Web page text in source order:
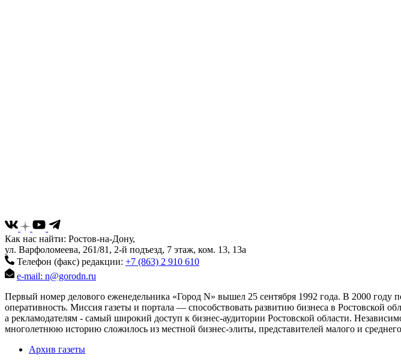
Как нас найти: Ростов-на-Дону,
ул. Варфоломеева, 261/81, 2-й подъезд, 7 этаж, ком. 13, 13а
Телефон (факс) редакции: +7 (863) 2 910 610
e-mail: n@gorodn.ru
Первый номер делового еженедельника «Город N» вышел 25 сентября 1992 года. В 2000
оперативность. Миссия газеты и портала — способствовать развитию бизнеса в Ростовской
а рекламодателям - самый широкий доступ к бизнес-аудитории Ростовской области.
многолетнюю историю сложилось из местной бизнес-элиты, представителей малого и
Архив газеты